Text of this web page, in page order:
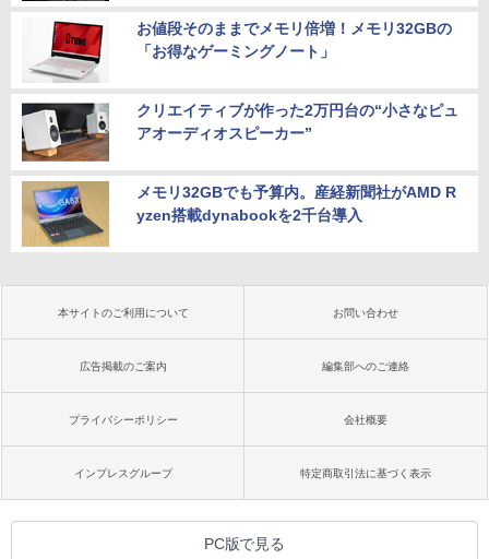
お値段そのままでメモリ倍増！メモリ32GBの
「お得なゲーミングノート」
クリエイティブが作った2万円台の“小さなピュ
アオーディオスピーカー”
メモリ32GBでも予算内。産経新聞社がAMD R
yzen搭載dynabookを2千台導入
本サイトのご利用について お問い合わせ
広告掲載のご案内 編集部へのご連絡
プライバシーポリシー 会社概要
インプレスグループ 特定商取引法に基づく表示
PC版で見る